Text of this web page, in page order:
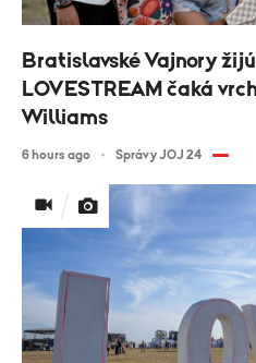
Bratislavské Vajnory
LOVESTREAM čaká
Williams
6 hours ago Správy JOJ 24